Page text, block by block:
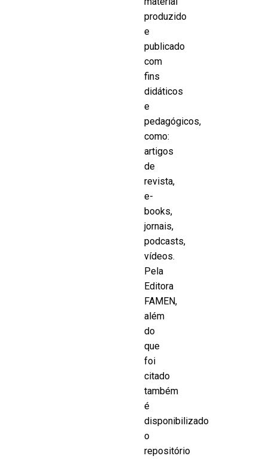
produzido
e
publicado
com
fins
didáticos
e
pedagógicos,
como:
artigos
de
revista,
e-
books,
jornais,
podcasts,
vídeos.
Pela
Editora
FAMEN,
além
do
que
foi
citado
também
é
disponibilizado
o
repositório